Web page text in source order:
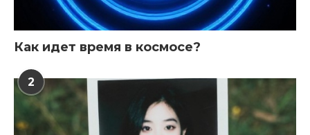
Как идет время в космосе?
2